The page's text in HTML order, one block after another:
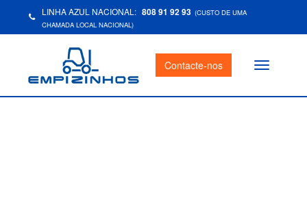
LINHA AZUL NACIONAL: 808 91 92 93 (CUSTO DE UMA
CHAMADA LOCAL NACIONAL)
Contacte-nos
Toggle